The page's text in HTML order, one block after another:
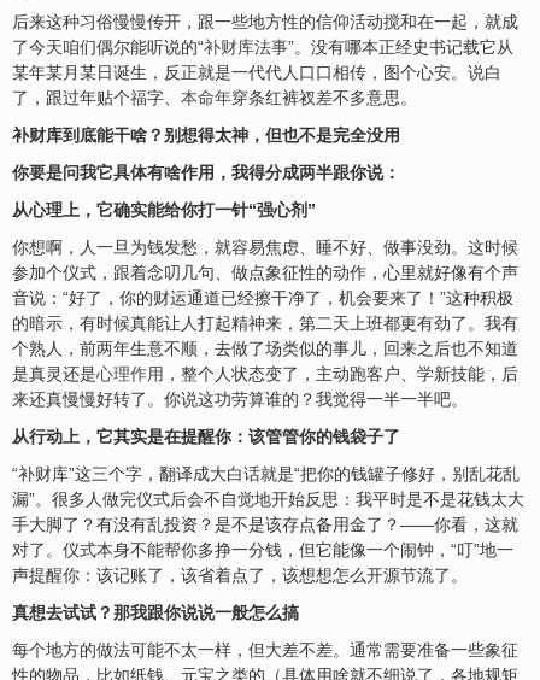
后来这种习俗慢慢传开，跟一些地方性的信仰活动搅和在一起，就成
了今天咱们偶尔能听说的“补财库法事”。没有哪本正经史书记载它从
某年某月某日诞生，反正就是一代代人口口相传，图个心安。说白
了，跟过年贴个福字、 本命年穿条红裤衩差不多意思。
补财库到底能干啥？别想得太神，但也不是完全没用
你要是问我它具体有啥作用，我得分成两半跟你说：
从心理上，它确实能给你打一针“强心剂”
你想啊，人一旦为钱发愁，就容易焦虑、睡不好、做事没劲。这时候
参加个仪式，跟着念叨几句、做点象征性的动作，心里就好像有个声
音说：“好了，你的财运通道已经擦干净了，机会要来了！”这种积极
的暗示，有时候真能让人打起精神来，第二天上班都更有劲了。我有
个熟人，前两年生意不顺，去做了场类似的事儿，回来之后也不知道
是真灵还是心理作用 ，整个人状态变了，主动跑客户、学新技能，后
来还真慢慢好转了。你说这功劳算谁的？我觉得一半一半吧。
从行动上，它其实是在提醒你：该管管你的钱袋子了
“补财库”这三个字，翻译成大白话就是“把你的钱罐子修好，别乱花乱
漏”。很多人做完仪式后会不自觉地开始反思：我平时是不是花钱太大
手大脚了？有没有乱投资？是不是该存点备用金了？——你看，这就
对了。仪式本身不能帮你多挣一分钱，但它能像一个闹钟，“叮”地一
声提醒你：该记账了，该省着点了，该想想怎么开源节流了。
真想去试试？那我跟你说说一般怎么搞
每个地方的做法可能不太一样，但大差不差。通常需要准备一些象征
性的物品，比如纸钱、元宝之类的（具体用啥就不细说了，各地规矩